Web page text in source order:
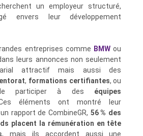
un employeur structuré,
envers leur développement
entreprises comme BMW ou
leurs annonces non seulement
attractif mais aussi des
, formations certifiantes, ou
participer à des équipes
éléments ont montré leur
rapport de CombineGR,56 % des
placent la rémunération en tête
, mais ils accordent aussi une